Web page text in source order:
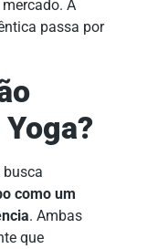
A
passa por
busca
como um
. Ambas
que